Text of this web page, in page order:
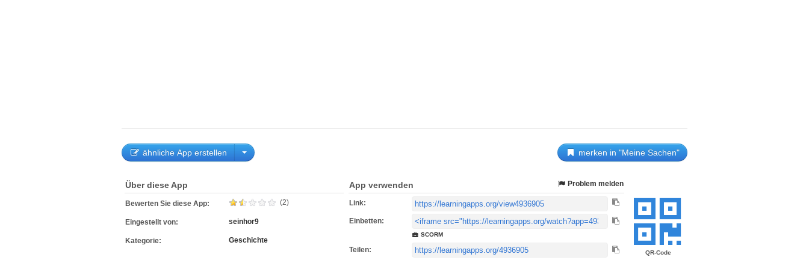
ähnliche App erstellen merken in "Meine Sachen"
QR-Code
Über diese App
Bewerten Sie diese App: (2)
Eingestellt von: seinhor9
Kategorie: Geschichte
App verwenden Problem melden
Link:
Einbetten:
SCORM
Teilen: